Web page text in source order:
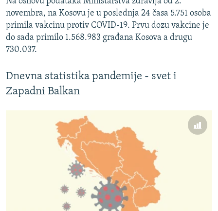
novembra, na Kosovu je u poslednja 24 časa 5.751 osoba
primila vakcinu protiv COVID-19. Prvu dozu vakcine je
do sada primilo 1.568.983 građana Kosova a drugu
730.037.
Dnevna statistika pandemije - svet i
Zapadni Balkan